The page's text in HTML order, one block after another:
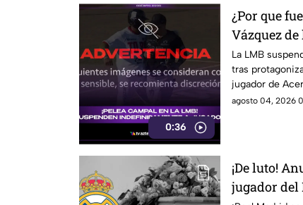
0:36
¿Por que
Vázquez
BRUTAL
La LMB
tras
jugador de
fracturado.
agosto 04, 2026
¡De luto!
jugador del